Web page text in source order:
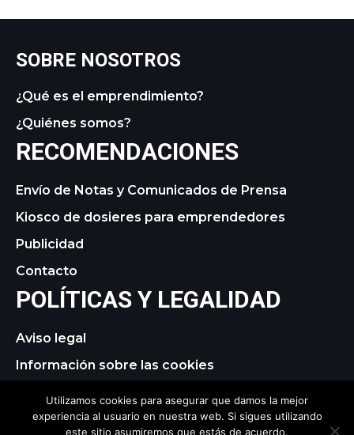
SOBRE NOSOTROS
¿Qué es el emprendimiento?
¿Quiénes somos?
RECOMENDACIONES
Envío de Notas y Comunicados de Prensa
Kiosco de dosieres para emprendedores
Publicidad
Contacto
POLÍTICAS Y LEGALIDAD
Aviso legal
Información sobre las cookies
Utilizamos cookies para asegurar que damos la mejor
experiencia al usuario en nuestra web. Si sigues utilizando
este sitio asumiremos que estás de acuerdo.